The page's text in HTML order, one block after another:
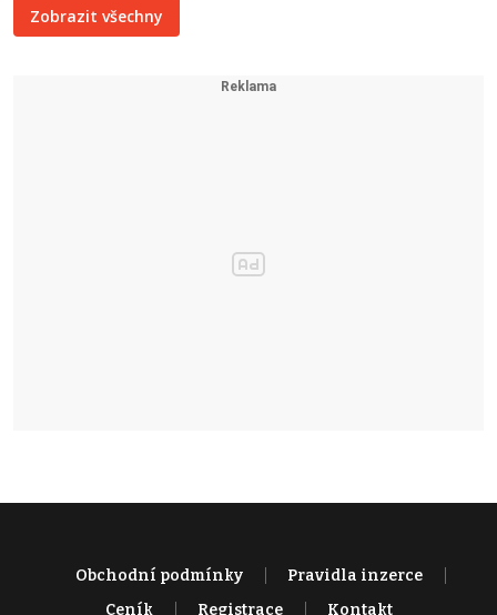
Zobrazit všechny
Obchodní podmínky
Pravidla inzerce
Ceník
Registrace Kontakt